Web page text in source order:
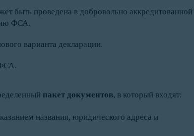
быть проведена в добровольно аккредитованной
ФСА.
варианта декларации.
пакет документов, в который входят:
названия, юридического адреса и